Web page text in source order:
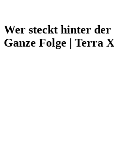
Wer steckt hinter der
Ganze Folge | Terra X